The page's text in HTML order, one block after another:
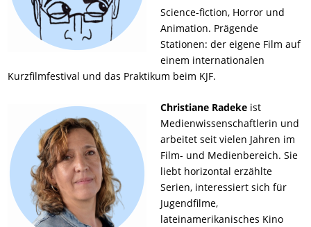
Science-fiction, Horror und
Animation. Prägende
Stationen: der eigene Film auf
einem internationalen
Kurzfilmfestival und das Praktikum beim KJF.
Christiane Radeke ist
Medienwissenschaftlerin und
arbeitet seit vielen Jahren im
Film- und Medienbereich. Sie
liebt horizontal erzählte
Serien, interessiert sich für
Jugendfilme,
lateinamerikanisches Kino